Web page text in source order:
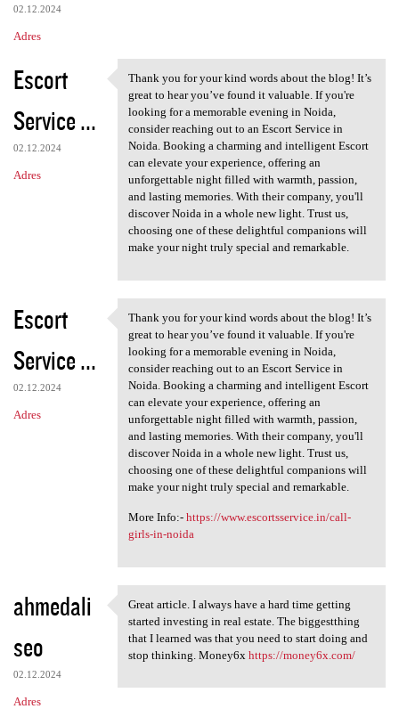
02.12.2024
Adres
Escort
Service ...
02.12.2024
Adres
Thank you for your kind words
Thank you for your kind words about the blog! It’s
great to hear you’ve found it valuable. If you're
looking for a memorable evening in Noida,
consider reaching out to an Escort Service in
Noida. Booking a charming and intelligent Escort
can elevate your experience, offering an
unforgettable night filled with warmth, passion,
and lasting memories. With their company, you'll
discover Noida in a whole new light. Trust us,
choosing one of these delightful companions will
make your night truly special and remarkable.
Escort
Service ...
02.12.2024
Adres
Thank you for your kind words
Thank you for your kind words about the blog! It’s
great to hear you’ve found it valuable. If you're
looking for a memorable evening in Noida,
consider reaching out to an Escort Service in
Noida. Booking a charming and intelligent Escort
can elevate your experience, offering an
unforgettable night filled with warmth, passion,
and lasting memories. With their company, you'll
discover Noida in a whole new light. Trust us,
choosing one of these delightful companions will
make your night truly special and remarkable.
More Info:- https://www.escortsservice.in/call-
girls-in-noida
ahmedali
seo
02.12.2024
Adres
Great article. I always have
Great article. I always have a hard time getting
started investing in real estate. The biggestthing
that I learned was that you need to start doing and
stop thinking. Money6x https://money6x.com/